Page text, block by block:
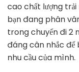
cao chất lượng
bạn đang phân
trong chuyến đi 2
đáng cân nhắc để
nhu cầu của mình.